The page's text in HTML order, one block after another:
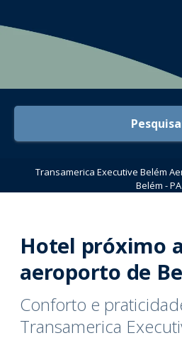
Transamerica Executive Belém
Belém - PA
Hotel próximo
aeroporto de
Conforto e
Transamerica